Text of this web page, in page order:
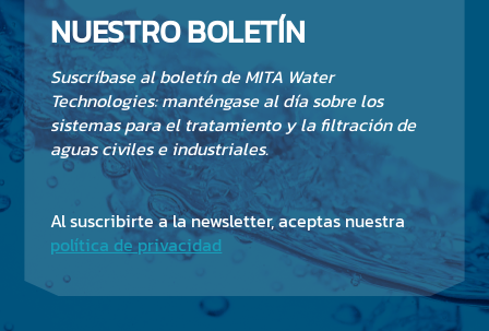
PROYECTOS
ARTÍCULOS TÉCNICOS
NOTICIAS Y EVENTOS
SOSTENIBILIDAD
RECURSOS
NUESTRO BOLETÍN
Suscríbase al boletín de MITA Water
Technologies: manténgase al día sobre los
sistemas para el tratamiento y la filtración de
aguas civiles e industriales.
Al suscribirte a la newsletter, aceptas nuestra
política de privacidad